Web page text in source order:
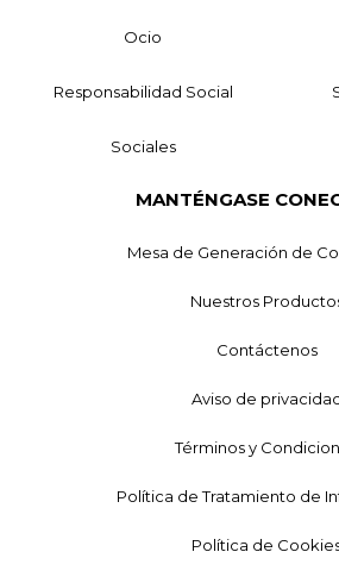
Ocio
Responsabilidad Social
Sociales
MANTÉNGASE
Mesa de Generación de
Nuestros
Contáctenos
Aviso de
Términos y
Política de Tratamiento de
Política de